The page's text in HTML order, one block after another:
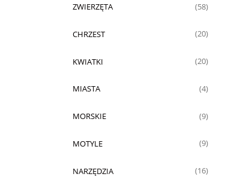
ZWIERZĘTA (58)
CHRZEST (20)
KWIATKI (20)
MIASTA (4)
MORSKIE (9)
MOTYLE (9)
NARZĘDZIA (16)